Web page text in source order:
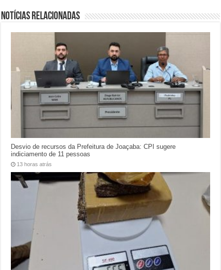
Notícias relacionadas
Desvio de recursos da Prefeitura de Joaçaba: CPI sugere
indiciamento de 11 pessoas
13 horas atrás